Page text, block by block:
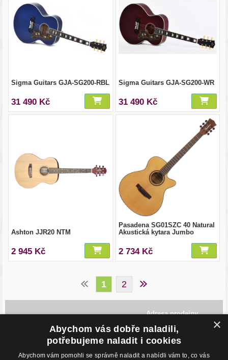
Sigma Guitars GJA-SG200-RBL
31 490 Kč
Sigma Guitars GJA-SG200-WR
31 490 Kč
Ashton JJR20 NTM
2 945 Kč
Pasadena SG01SZC 40 Natural
Akustická kytara Jumbo
2 734 Kč
1 2
Adresa prodejny
Havlíčkovo Nábřeží 28,
702 00, Ostrava
Česká Republika
×
Abychom vás dobře naladili,
potřebujeme naladit i cookies
Abychom vám pomohli se správně naladit a nabídli vám to, co vás